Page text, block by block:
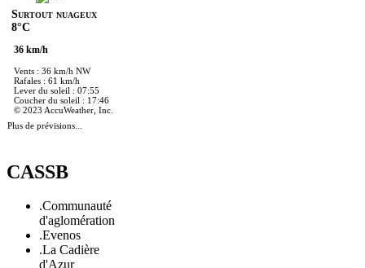
Surtout nuageux
8°C
36 km/h
Vents : 36 km/h NW
Rafales : 61 km/h
Lever du soleil : 07:55
Coucher du soleil : 17:46
© 2023 AccuWeather, Inc.
Plus de prévisions...
CASSB
.Communauté
d'aglomération
.Evenos
.La Cadière
d'Azur